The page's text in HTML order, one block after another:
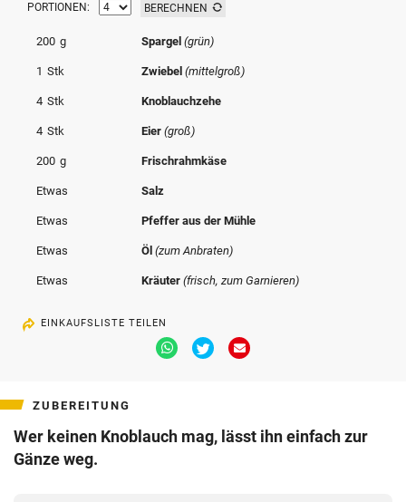
© Krone Multimedia GmbH & Co KG 2026
Muthgasse 2, 1190 Wien
PORTIONEN: BERECHNEN
200 g Spargel(grün)
1 Stk Zwiebel(mittelgroß)
4 Stk Knoblauchzehe
4 Stk Eier(groß)
200 g Frischrahmkäse
Etwas Salz
Etwas Pfeffer aus der Mühle
Etwas Öl(zum Anbraten)
Etwas Kräuter(frisch, zum Garnieren)
EINKAUFSLISTE TEILEN
Via
Whatsapp
Via
Twitter
Via
ZUBEREITUNG
Wer keinen Knoblauch mag, lässt ihn einfach zur
Gänze weg.